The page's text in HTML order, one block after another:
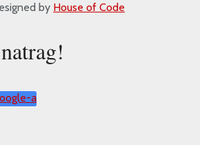
by House of Code
a